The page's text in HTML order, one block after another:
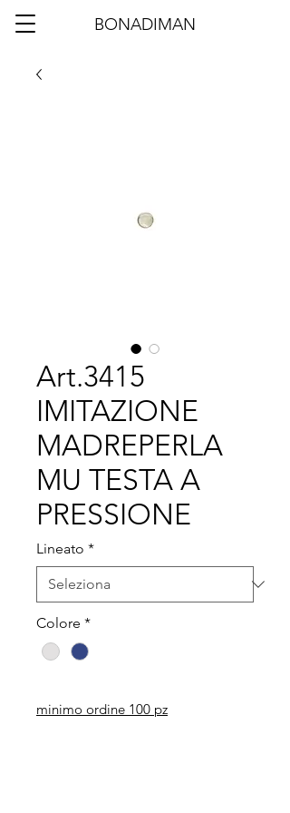
BONADIMAN
Art.3415
IMITAZIONE
MADREPERLA
MU TESTA A
PRESSIONE
Lineato *
Colore *
minimo ordine 100 pz